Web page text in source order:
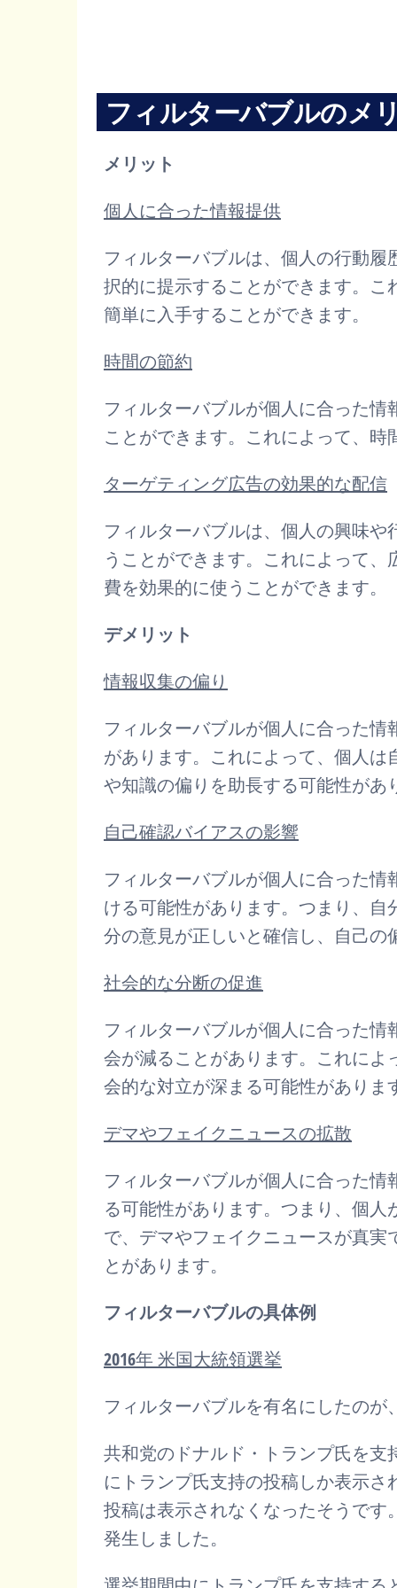
フィルターバブルのメ
メリット
個人に合った情報提供
フィルターバブルは、個人の行動
択的に提示することができます。
簡単に入手することができます。
時間の節約
フィルターバブルが個人に合った
ことができます。これによって、
ターゲティング広告の効果的な配信
フィルターバブルは、個人の興味
うことができます。これによって
費を効果的に使うことができます。
デメリット
情報収集の偏り
フィルターバブルが個人に合った
があります。これによって、個人
や知識の偏りを助長する可能性があ
自己確認バイアスの影響
フィルターバブルが個人に合った
ける可能性があります。つまり、
分の意見が正しいと確信し、自己
社会的な分断の促進
フィルターバブルが個人に合った
会が減ることがあります。これに
会的な対立が深まる可能性がありま
デマやフェイクニュースの拡散
フィルターバブルが個人に合った
る可能性があります。つまり、個
で、デマやフェイクニュースが真
とがあります。
フィルターバブルの具体例
2016年 米国大統領選挙
フィルターバブルを有名にしたのが
共和党のドナルド・トランプ氏を支
にトランプ氏支持の投稿しか表示
投稿は表示されなくなったそうで
発生しました。